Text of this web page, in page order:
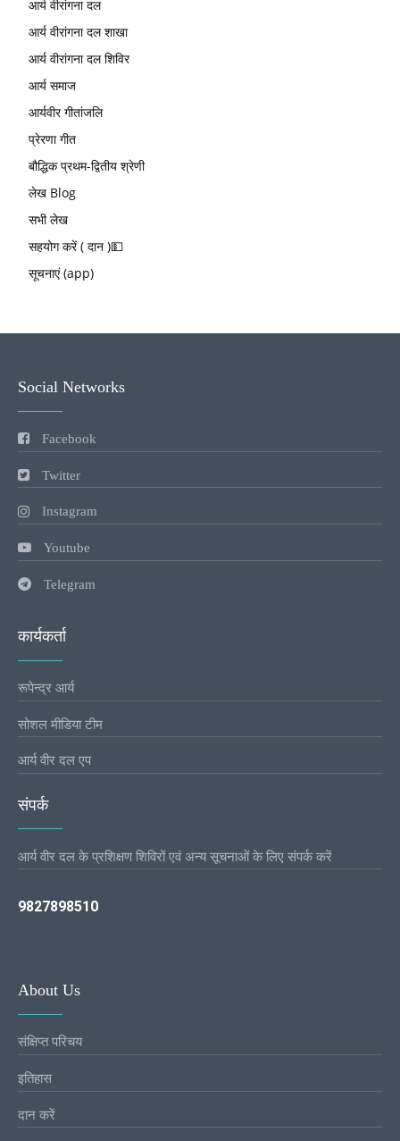
आर्य वीरांगना दल
आर्य वीरांगना दल शाखा
आर्य वीरांगना दल शिविर
आर्य समाज
आर्यवीर गीतांजलि
प्रेरणा गीत
बौद्धिक प्रथम-द्वितीय श्रेणी
लेख Blog
सभी लेख
सहयोग करें ( दान )💵
सूचनाएं (app)
Social Networks
Facebook
Twitter
Instagram
Youtube
Telegram
कार्यकर्ता
रूपेन्द्र आर्य
सोशल मीडिया टीम
आर्य वीर दल एप
संपर्क
आर्य वीर दल के प्रशिक्षण शिविरों एवं अन्य सूचनाओं के लिए संपर्क करें
9827898510
About Us
संक्षिप्त परिचय
इतिहास
दान करें